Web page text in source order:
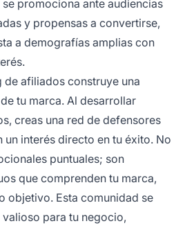
promociona ante audiencias
y propensas a convertirse,
a demografías amplias con
de afiliados construye una
tu marca. Al desarrollar
creas una red de defensores
un interés directo en tu éxito. No
puntuales; son
que comprenden tu marca,
objetivo. Esta comunidad se
para tu negocio,